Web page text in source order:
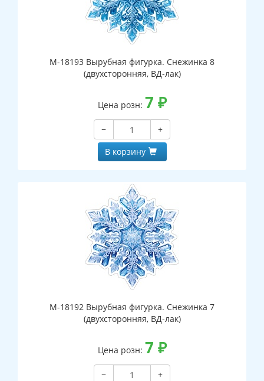
М-18193 Вырубная фигурка. Снежинка 8
(двухсторонняя, ВД-лак)
Цена розн: 7 ₽
−
+
В корзину
М-18192 Вырубная фигурка. Снежинка 7
(двухсторонняя, ВД-лак)
Цена розн: 7 ₽
−
+